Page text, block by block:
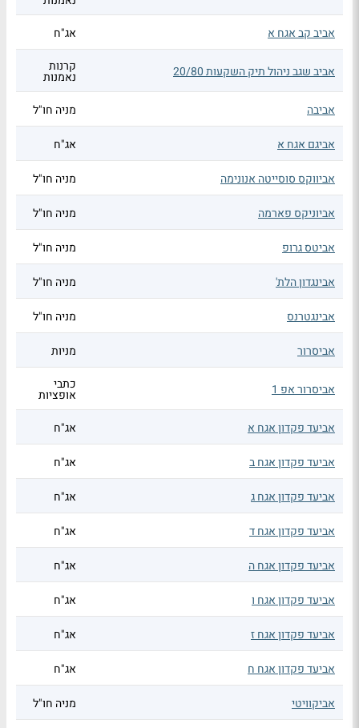
אביב קב אגח א
אג"ח
אביב שגב ניהול תיק השקעות 20/80 קרנות
נאמנות
אביבה
מניה חו"ל
אביגם אגח א אג"ח
אביווקס סוסייטה אנונימה מניה חו"ל
אביוניקס פארמה מניה חו"ל
אביטס גרופ מניה חו"ל
אבינגדון הלת' מניה חו"ל
אבינגטרנס מניה חו"ל
אביסרור מניות
אביסרור אפ 1 כתבי
אופציות
אביעד פקדון אגח א
אג"ח
אביעד פקדון אגח ב אג"ח
אביעד פקדון אגח ג אג"ח
אביעד פקדון אגח ד אג"ח
אביעד פקדון אגח ה אג"ח
אביעד פקדון אגח ו אג"ח
אביעד פקדון אגח ז אג"ח
אביעד פקדון אגח ח אג"ח
אביקוויטי מניה חו"ל